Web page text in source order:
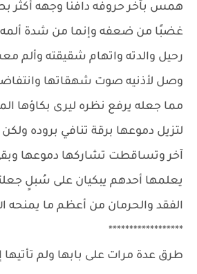
همس بآخر حروفه دافنًا وجهه أكثر
غضبًا من ضعفه وإنما من شدة
رحيل والدته واتهام شقيقته وألم
وصل لأذنيه صوت شهقاتها
مما جعله يرفع نظره ليرى بكاؤها
لتزيل دموعها برقة تنافي بروده
آخر وتساقطت تشاركها دموعها وبقى
يعلمها أحدهم يبكيان على سُبلٍ
الفقد والحرمان من أعظم ما يمنحه
******************
طرق عدة مرات على بابها ولم تأتيها